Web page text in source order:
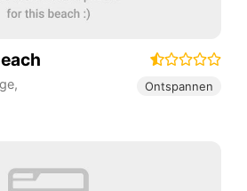
,
Ontspannen